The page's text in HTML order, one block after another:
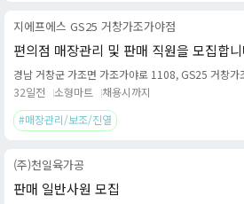
지에프에스 GS25 거창가조가야점
편의점 매장관리 및 판매 직원을 모집합
경남 거창군 가조면 가조가야로 1108, GS25 거창가
32일전
소형마트
채용시까지
#매장관리/보조/진열
(주)천일육가공
판매 일반사원 모집